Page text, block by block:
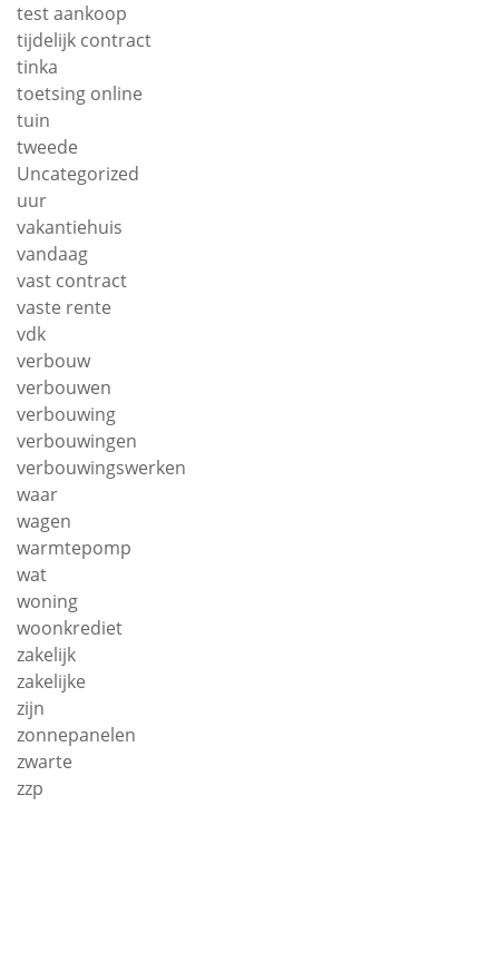
test aankoop
tijdelijk contract
tinka
toetsing online
tuin
tweede
Uncategorized
uur
vakantiehuis
vandaag
vast contract
vaste rente
vdk
verbouw
verbouwen
verbouwing
verbouwingen
verbouwingswerken
waar
wagen
warmtepomp
wat
woning
woonkrediet
zakelijk
zakelijke
zijn
zonnepanelen
zwarte
zzp